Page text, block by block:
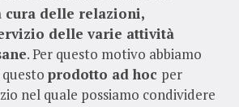
cura delle relazioni,
delle varie attività
. Per questo motivo abbiamo
prodotto ad hoc per
nel quale possiamo condividere